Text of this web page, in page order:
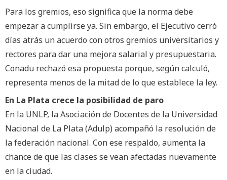
Para los gremios, eso significa que la norma debe
empezar a cumplirse ya. Sin embargo, el Ejecutivo cerró
días atrás un acuerdo con otros gremios universitarios y
rectores para dar una mejora salarial y presupuestaria.
Conadu rechazó esa propuesta porque, según calculó,
representa menos de la mitad de lo que establece la ley.
En La Plata crece la posibilidad de paro
En la UNLP, la Asociación de Docentes de la Universidad
Nacional de La Plata (Adulp) acompañó la resolución de
la federación nacional. Con ese respaldo, aumenta la
chance de que las clases se vean afectadas nuevamente
en la ciudad.